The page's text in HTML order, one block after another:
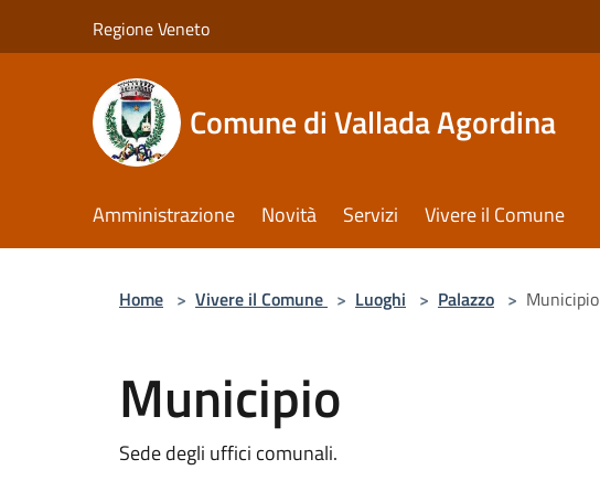
Regione Veneto
Comune di Vallada Agordina
Amministrazione Novità Servizi Vivere il Comune
Home > Vivere il Comune > Luoghi > Palazzo > Municipio
Municipio
Sede degli uffici comunali.